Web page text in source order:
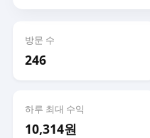
방문 수
246
하루 최대 수익
10,314원